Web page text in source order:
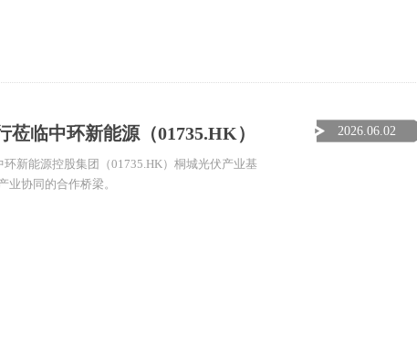
临中环新能源（01735.HK）
新能源控股集团（01735.HK）桐城光伏产业基
协同的合作桥梁。
2026.06.02